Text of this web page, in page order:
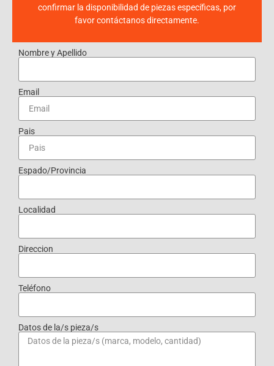
confirmar la disponibilidad de piezas específicas, por
favor contáctanos directamente.
Nombre y Apellido
Email
Pais
Espado/Provincia
Localidad
Direccion
Teléfono
Datos de la/s pieza/s